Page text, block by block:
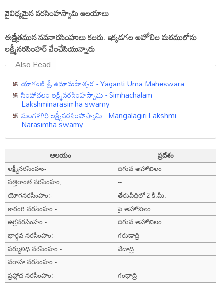
వైవిధ్యమైన నరసింహస్వామి ఆలయాలు
ఈక్షేత్రమున నవనారసింహులు కలరు. ఇక్కడగల అహోబిల మఠములోను
లక్ష్మీనరసింహర్ వేంచేసియున్నారు
Also Read
యాగంటి శ్రీ ఉమామహేశ్వర - Yaganti Uma Maheswara
సింహాచలం లక్ష్మీనరసింహస్వామి - Simhachalam
Lakshminarasimha swamy
మంగళగిరి లక్ష్మీనరసింహస్వామి - Mangalagiri Lakshmi
Narasimha swamy
ఆలయం
ప్రదేశం
లక్ష్మీనరసింహం-
దిగువ అహోబిలం
సత్తిరాంత నరసింహం,
--
యోగనరసింహం:-
తేరువీథిలో 2 కి.మీ.
కారంగి నరసింహం:-
పై అహోబిలం
ఉగ్రనరసింహం:-
దిగువ అహోబిలం
భార్గవ నరసింహం:-
గరుడాద్రి
పర్ములిధి నరసింహం:-
వేదాద్రి
వరాహ నరసింహం:-
ప్రహ్లాద నరసింహం:-
గంధాద్రి